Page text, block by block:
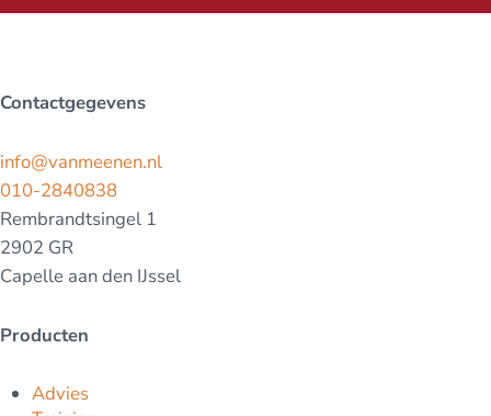
Contactgegevens
info@vanmeenen.nl
010-2840838
Rembrandtsingel 1
2902 GR
Capelle aan den IJssel
Producten
Advies